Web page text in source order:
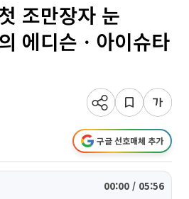
조만장자 눈
에디슨ㆍ아이슈타
구글 선호매체 추가
00:00 / 05:56